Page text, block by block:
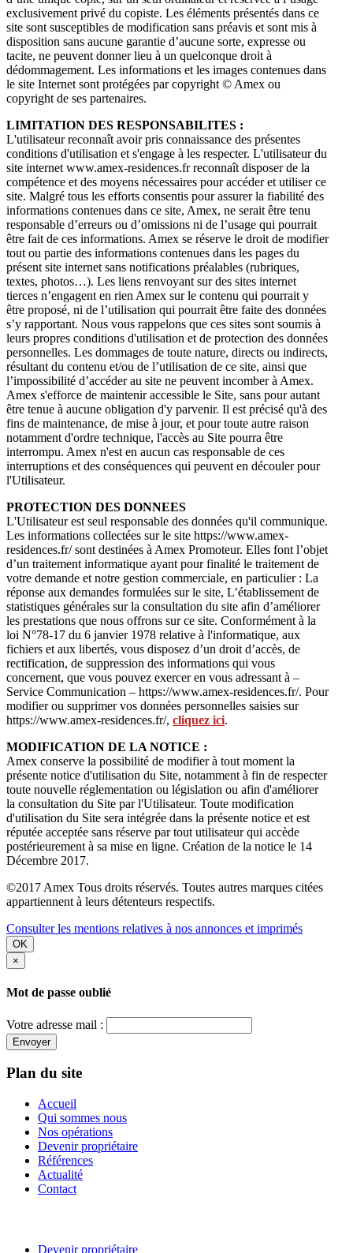
exclusivement privé du copiste. Les éléments présentés dans ce
site sont susceptibles de modification sans préavis et sont mis à
disposition sans aucune garantie d’aucune sorte, expresse ou
tacite, ne peuvent donner lieu à un quelconque droit à
dédommagement. Les informations et les images contenues dans
le site Internet sont protégées par copyright © Amex ou
copyright de ses partenaires.
LIMITATION DES RESPONSABILITES :
L'utilisateur reconnaît avoir pris connaissance des présentes
conditions d'utilisation et s'engage à les respecter. L'utilisateur du
site internet www.amex-residences.fr reconnaît disposer de la
compétence et des moyens nécessaires pour accéder et utiliser ce
site. Malgré tous les efforts consentis pour assurer la fiabilité des
informations contenues dans ce site, Amex, ne serait être tenu
responsable d’erreurs ou d’omissions ni de l’usage qui pourrait
être fait de ces informations. Amex se réserve le droit de modifier
tout ou partie des informations contenues dans les pages du
présent site internet sans notifications préalables (rubriques,
textes, photos…). Les liens renvoyant sur des sites internet
tierces n’engagent en rien Amex sur le contenu qui pourrait y
être proposé, ni de l’utilisation qui pourrait être faite des données
s’y rapportant. Nous vous rappelons que ces sites sont soumis à
leurs propres conditions d'utilisation et de protection des données
personnelles. Les dommages de toute nature, directs ou indirects,
résultant du contenu et/ou de l’utilisation de ce site, ainsi que
l’impossibilité d’accéder au site ne peuvent incomber à Amex.
Amex s'efforce de maintenir accessible le Site, sans pour autant
être tenue à aucune obligation d'y parvenir. Il est précisé qu'à des
fins de maintenance, de mise à jour, et pour toute autre raison
notamment d'ordre technique, l'accès au Site pourra être
interrompu. Amex n'est en aucun cas responsable de ces
interruptions et des conséquences qui peuvent en découler pour
l'Utilisateur.
PROTECTION DES DONNEES
L'Utilisateur est seul responsable des données qu'il communique.
Les informations collectées sur le site https://www.amex-
residences.fr/ sont destinées à Amex Promoteur. Elles font l’objet
d’un traitement informatique ayant pour finalité le traitement de
votre demande et notre gestion commerciale, en particulier : La
réponse aux demandes formulées sur le site, L’établissement de
statistiques générales sur la consultation du site afin d’améliorer
les prestations que nous offrons sur ce site. Conformément à la
loi N°78-17 du 6 janvier 1978 relative à l'informatique, aux
fichiers et aux libertés, vous disposez d’un droit d’accès, de
rectification, de suppression des informations qui vous
concernent, que vous pouvez exercer en vous adressant à –
Service Communication – https://www.amex-residences.fr/. Pour
modifier ou supprimer vos données personnelles saisies sur
https://www.amex-residences.fr/, cliquez ici.
MODIFICATION DE LA NOTICE :
Amex conserve la possibilité de modifier à tout moment la
présente notice d'utilisation du Site, notamment à fin de respecter
toute nouvelle réglementation ou législation ou afin d'améliorer
la consultation du Site par l'Utilisateur. Toute modification
d'utilisation du Site sera intégrée dans la présente notice et est
réputée acceptée sans réserve par tout utilisateur qui accède
postérieurement à sa mise en ligne. Création de la notice le 14
Décembre 2017.
©2017 Amex Tous droits réservés. Toutes autres marques citées
appartiennent à leurs détenteurs respectifs.
Consulter les mentions relatives à nos annonces et imprimés
OK
×
Mot de passe oublié
Votre adresse mail :
Envoyer
Plan du site
Accueil
Qui sommes nous
Nos opérations
Devenir propriétaire
Références
Actualité
Contact
Devenir propriétaire